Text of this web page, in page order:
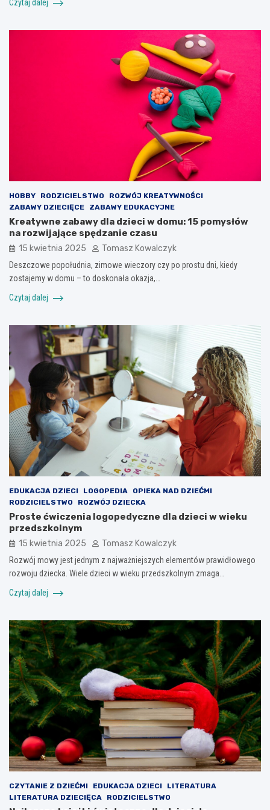
Czytaj dalej
HOBBY RODZICIELSTWO
ROZWÓJ KREATYWNOŚCI
ZABAWY DZIECIĘCE
ZABAWY EDUKACYJNE
Kreatywne zabawy dla dzieci w domu: 15 pomysłów
na rozwijające spędzanie czasu
15 kwietnia 2025 Tomasz Kowalczyk
Deszczowe popołudnia, zimowe wieczory czy po prostu dni, kiedy
zostajemy w domu – to doskonała okazja,…
Czytaj dalej
EDUKACJA DZIECI LOGOPEDIA
OPIEKA NAD DZIEĆMI
RODZICIELSTWO
ROZWÓJ DZIECKA
Proste ćwiczenia logopedyczne dla dzieci w wieku
przedszkolnym
15 kwietnia 2025 Tomasz Kowalczyk
Rozwój mowy jest jednym z najważniejszych elementów prawidłowego
rozwoju dziecka. Wiele dzieci w wieku przedszkolnym zmaga…
Czytaj dalej
CZYTANIE Z DZIEĆMI EDUKACJA DZIECI
LITERATURA
LITERATURA DZIECIĘCA
RODZICIELSTWO